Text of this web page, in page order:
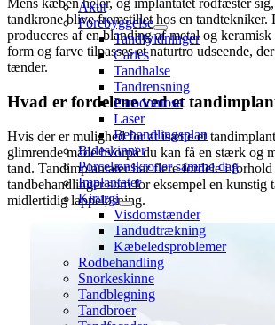
Akut
Forebyggelse
Tandfyldninger
Caries
Tandhalse
Tandrensning
Parodontose
Laser
Behandlingsplan
Bideskinner
Porcelænskroner samme dag
Implantater
Kirurgi
Visdomstænder
Tandudtrækning
Kæbeledsproblemer
Rodbehandling
Snorkeskinne
Tandblegning
Tandbroer
Mens kæben heler, og implantatet rodfæster
tandkrone blive fremstillet hos en tandtekniker.
produceres af en blanding af metal og
form og farve tilpasses et naturtro udseende,
tænder.
Hvad er fordelene ved et
Hvis der er mulighed for at isætte et
glimrende måde hvorpå du kan få en stærk og
tand. Tandimplantater har flere fordele i
tandbehandlinger som for eksempel en kunstig
midlertidig lappeløsning.